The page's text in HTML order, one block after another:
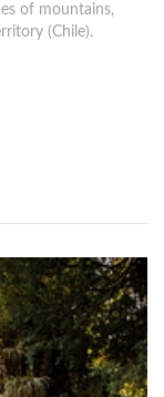
of mountains,
(Chile).